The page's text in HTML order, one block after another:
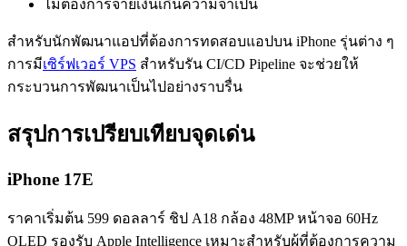
ไม่ต้องการจ่ายเงินเกินความจำเป็น
สำหรับนักพัฒนาแอปที่ต้องการทดสอบแอปบน iPhone รุ่นต่าง ๆ
การมีเซิร์ฟเวอร์ VPS สำหรับรัน CI/CD Pipeline จะช่วยให้
กระบวนการพัฒนาเป็นไปอย่างราบรื่น
สรุปการเปรียบเทียบจุดเด่น
iPhone 17E
ราคาเริ่มต้น 599 ดอลลาร์ ชิป A18 กล้อง 48MP หน้าจอ 60Hz
OLED รองรับ Apple Intelligence เหมาะสำหรับผู้ที่ต้องการความ